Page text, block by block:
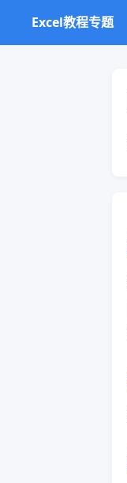
Excel教程专题